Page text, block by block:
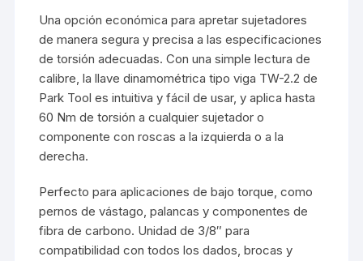
Una opción económica para apretar sujetadores
de manera segura y precisa a las especificaciones
de torsión adecuadas. Con una simple lectura de
calibre, la llave dinamométrica tipo viga TW-2.2 de
Park Tool es intuitiva y fácil de usar, y aplica hasta
60 Nm de torsión a cualquier sujetador o
componente con roscas a la izquierda o a la
derecha.
Perfecto para aplicaciones de bajo torque, como
pernos de vástago, palancas y componentes de
fibra de carbono. Unidad de 3/8″ para
compatibilidad con todos los dados, brocas y